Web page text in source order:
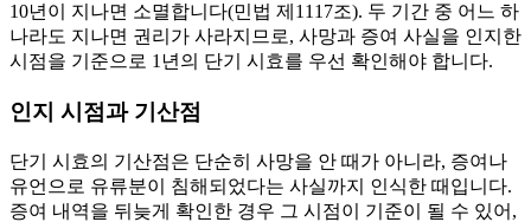
10년이 지나면 소멸합니다(민법 제1117조). 두 기간 중 어느 하
나라도 지나면 권리가 사라지므로, 사망과 증여 사실을 인지한
시점을 기준으로 1년의 단기 시효를 우선 확인해야 합니다.
인지 시점과 기산점
단기 시효의 기산점은 단순히 사망을 안 때가 아니라, 증여나
유언으로 유류분이 침해되었다는 사실까지 인식한 때입니다.
증여 내역을 뒤늦게 확인한 경우 그 시점이 기준이 될 수 있어,